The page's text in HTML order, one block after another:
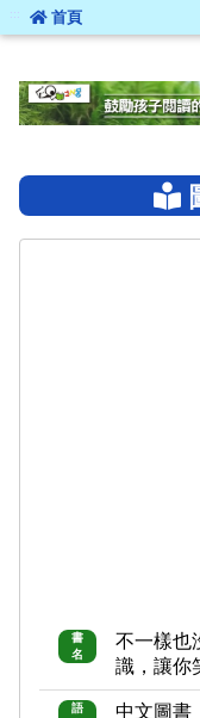
::: 首頁
書
名
不一樣也
識，讓你
語
中文圖書